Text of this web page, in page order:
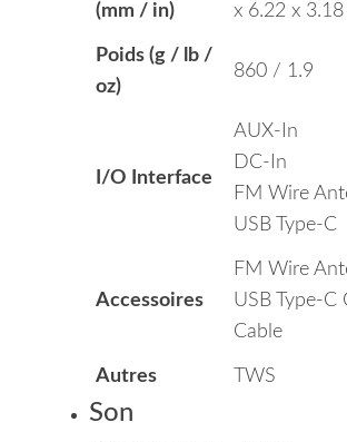
(mm / in)
x 6.22 x 3.18
Poids (g / lb /
oz)
860 / 1.9
I/O Interface
AUX-In
DC-In
FM Wire
USB Type-C
Accessoires
FM Wire
USB Type-C
Cable
Autres TWS
Son